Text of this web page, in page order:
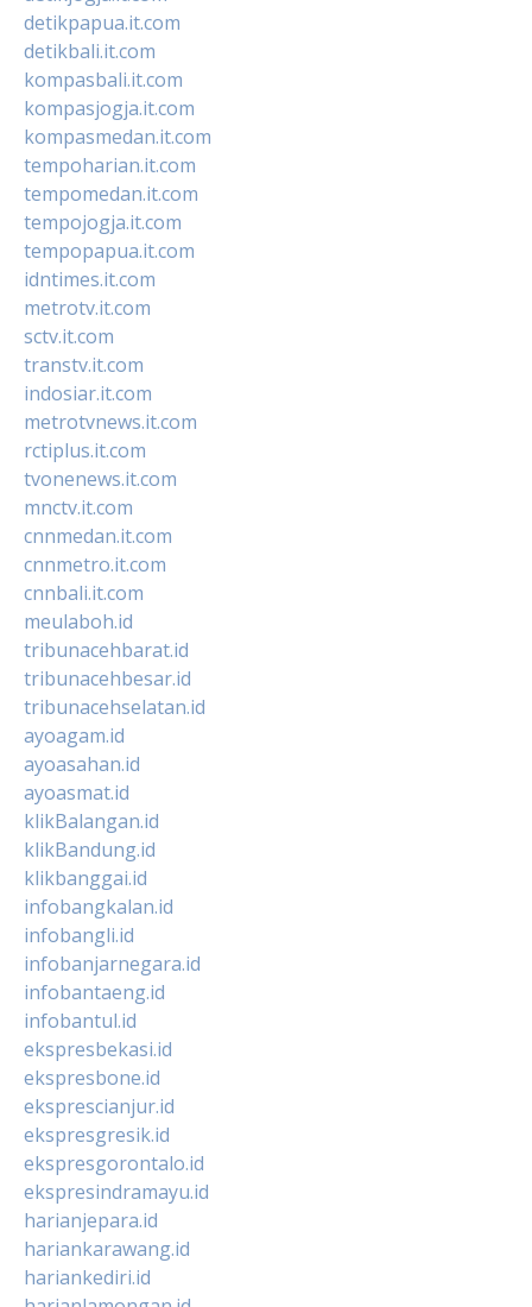
detikpapua.it.com
detikbali.it.com
kompasbali.it.com
kompasjogja.it.com
kompasmedan.it.com
tempoharian.it.com
tempomedan.it.com
tempojogja.it.com
tempopapua.it.com
idntimes.it.com
metrotv.it.com
sctv.it.com
transtv.it.com
indosiar.it.com
metrotvnews.it.com
rctiplus.it.com
tvonenews.it.com
mnctv.it.com
cnnmedan.it.com
cnnmetro.it.com
cnnbali.it.com
meulaboh.id
tribunacehbarat.id
tribunacehbesar.id
tribunacehselatan.id
ayoagam.id
ayoasahan.id
ayoasmat.id
klikBalangan.id
klikBandung.id
klikbanggai.id
infobangkalan.id
infobangli.id
infobanjarnegara.id
infobantaeng.id
infobantul.id
ekspresbekasi.id
ekspresbone.id
eksprescianjur.id
ekspresgresik.id
ekspresgorontalo.id
ekspresindramayu.id
harianjepara.id
hariankarawang.id
hariankediri.id